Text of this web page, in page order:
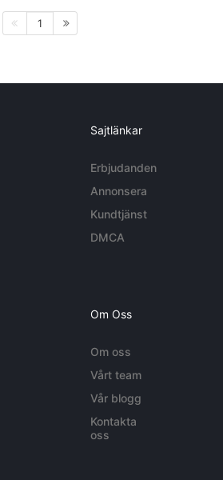
1
Sajtlänkar
Erbjudanden
Annonsera
Kundtjänst
DMCA
Om Oss
Om oss
Vårt team
Vår blogg
Kontakta
oss